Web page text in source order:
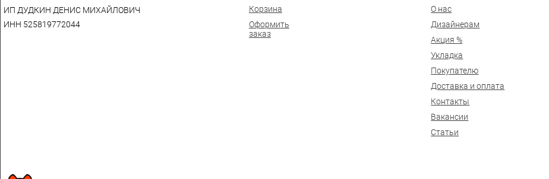
ИП ДУДКИН ДЕНИС МИХАЙЛОВИЧ
ИНН 525819772044
Корзина
Оформить
заказ
О нас
Дизайнерам
Акция %
Укладка
Покупателю
Доставка и оплата
Контакты
Вакансии
Статьи